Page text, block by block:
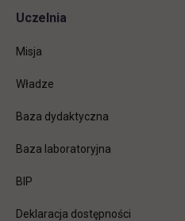
Uczelnia
Misja
Władze
Baza dydaktyczna
Baza laboratoryjna
BIP
Deklaracja dostępności